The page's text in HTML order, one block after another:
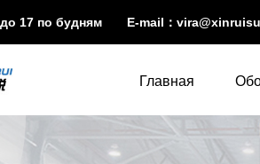
17 по будням E-mail：
Главная